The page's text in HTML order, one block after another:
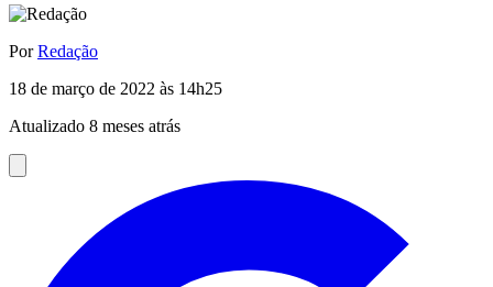
PorRedação
18 de março de 2022 às 14h25
Atualizado 8 meses atrás